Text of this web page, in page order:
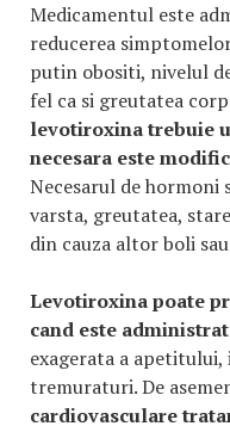
Medicamentul este
reducerea
putin obositi, nivelul
fel ca si greutatea
levotiroxina trebuie
necesara este
Necesarul de hormoni
varsta, greutatea,
din cauza altor boli
Levotiroxina poate
cand este
exagerata a
tremuraturi. De
cardiovasculare